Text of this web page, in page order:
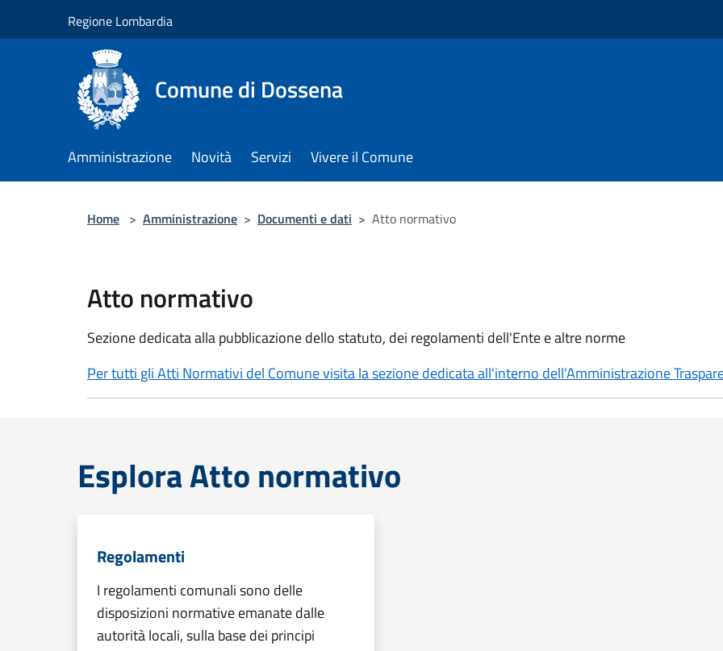
Regione Lombardia
Comune di Dossena
Amministrazione Novità Servizi Vivere il Comune
Home > Amministrazione > Documenti e dati > Atto normativo
Atto normativo
Sezione dedicata alla pubblicazione dello statuto, dei regolamenti dell'Ente e altre norme
Per tutti gli Atti Normativi del Comune visita la sezione dedicata all'interno dell'Amministrazione
Esplora Atto normativo
Regolamenti
I regolamenti comunali sono delle
disposizioni normative emanate dalle
autorità locali, sulla base dei principi